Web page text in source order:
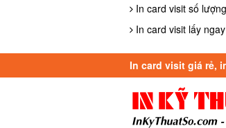
In card visit số
In card visit lấy ngay
In card visit giá rẻ,